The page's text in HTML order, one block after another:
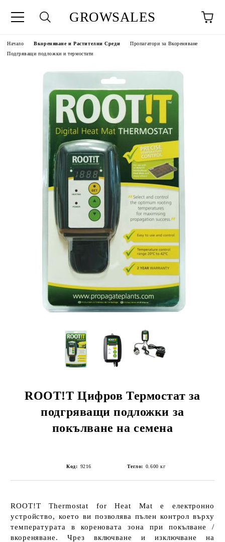
GROWSALES
Начало Вкореняване и Растителни Среди
Пропагатори за Вкореняване
Подгряващи подложки и термостати
ROOT!T Цифров Термостат за
подгряващи подложки за
покълване на семена
Код: 9216 Тегло: 0.600 кг
ROOT!T Thermostat for Heat Mat е електронно
устройство, което ви позволявапълен контрол върху
температурата в кореновата зона
при покълване /
вкореняване. Чрез включване и изключване на